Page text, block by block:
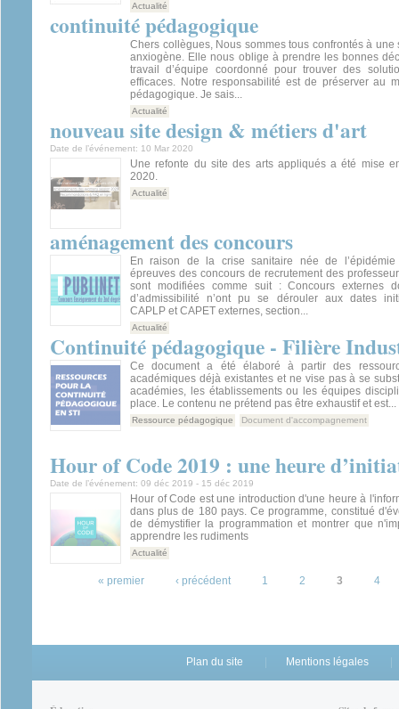
Actualité
continuité pédagogique
Chers collègues, Nous sommes tous confrontés à une
anxiogène. Elle nous oblige à prendre les bonnes
travail d’équipe coordonné pour trouver des
efficaces. Notre responsabilité est de préserver au
pédagogique. Je sais...
Actualité
nouveau site design & métiers d'art
Date de l’événement: 10 Mar 2020
Une refonte du site des arts appliqués a été mise
2020.
Actualité
aménagement des concours
En raison de la crise sanitaire née de
épreuves des concours de recrutement des
sont modifiées comme suit : Concours externes
d’admissibilité n’ont pu se dérouler aux dates
CAPLP et CAPET externes, section...
Actualité
Continuité pédagogique - Filière
Ce document a été élaboré à partir des
académiques déjà existantes et ne vise pas à se
académies, les établissements ou les équipes
place. Le contenu ne prétend pas être exhaustif et est...
Ressource pédagogique Document d'accompagnement
Hour of Code 2019 : une heure
Date de l’événement: 09 déc 2019 - 15 déc 2019
Hour of Code est une introduction d'une heure à
dans plus de 180 pays. Ce programme, constitué
de démystifier la programmation et montrer que
apprendre les rudiments
Actualité
« premier ‹ précédent 1 2 3 4
Plan du site Mentions légales